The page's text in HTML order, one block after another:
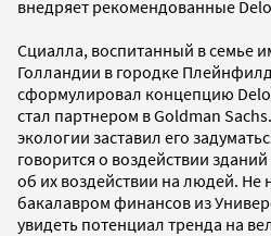
внедряет рекомендованные
Сциалла, воспитанный в семье
Голландии в городке
сформулировал концепцию
стал партнером в Goldman
экологии заставил его
говорится о воздействии
об их воздействии на людей. Не
бакалавром финансов из
увидеть потенциал тренда на